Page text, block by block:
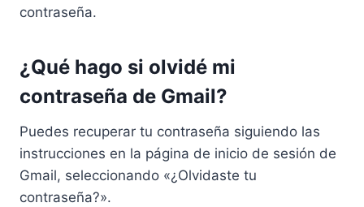
contraseña.
¿Qué hago si olvidé mi
contraseña de Gmail?
Puedes recuperar tu contraseña siguiendo las
instrucciones en la página de inicio de sesión de
Gmail, seleccionando «¿Olvidaste tu
contraseña?».